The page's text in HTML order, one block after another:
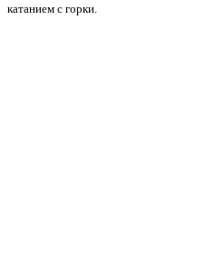
катанием с горки.